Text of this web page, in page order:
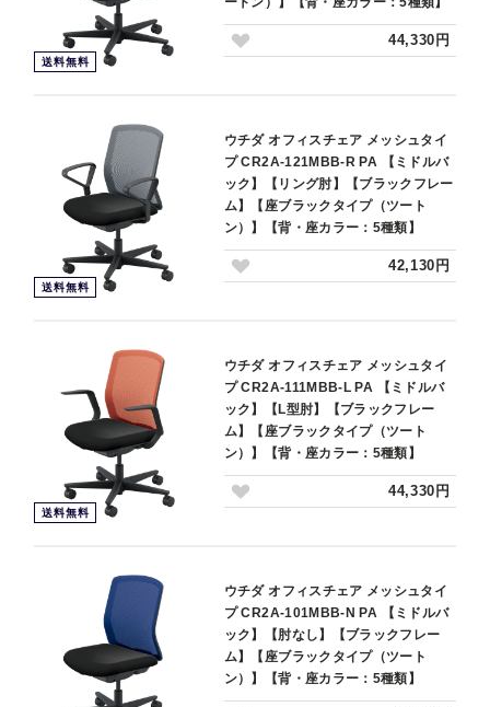
送料無料
44,330円
送料無料
ウチダ オフィスチェア メッシュタイ
プ CR2A-121MBB-R PA 【ミドルバ
ック】【リング肘】【ブラックフレー
ム】【座ブラックタイプ（ツート
ン）】【背・座カラー：5種類】
42,130円
送料無料
ウチダ オフィスチェア メッシュタイ
プ CR2A-111MBB-L PA 【ミドルバ
ック】【L型肘】【ブラックフレー
ム】【座ブラックタイプ（ツート
ン）】【背・座カラー：5種類】
44,330円
ウチダ オフィスチェア メッシュタイ
プ CR2A-101MBB-N PA 【ミドルバ
ック】【肘なし】【ブラックフレー
ム】【座ブラックタイプ（ツート
ン）】【背・座カラー：5種類】